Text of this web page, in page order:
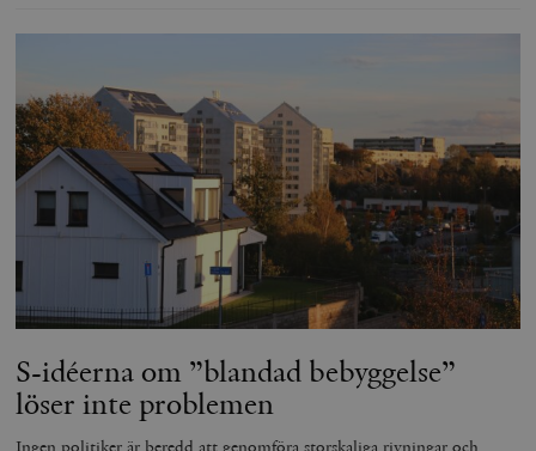
S-idéerna om ”blandad bebyggelse”
löser inte problemen